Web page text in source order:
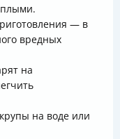
— в
вредных
на
на воде или